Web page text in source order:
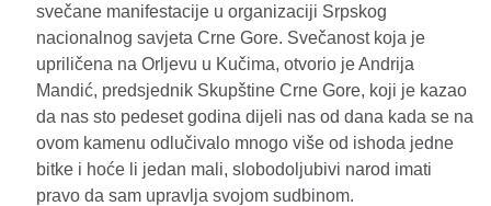
svečane manifestacije u organizaciji Srpskog
nacionalnog savjeta Crne Gore. Svečanost koja je
upriličena na Orljevu u Kučima, otvorio je Andrija
Mandić, predsjednik Skupštine Crne Gore, koji je kazao
da nas sto pedeset godina dijeli nas od dana kada se na
ovom kamenu odlučivalo mnogo više od ishoda jedne
bitke i hoće li jedan mali, slobodoljubivi narod imati
pravo da sam upravlja svojom sudbinom.